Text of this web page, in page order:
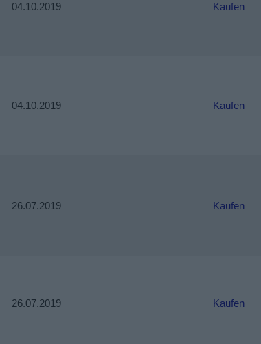
04.10.2019 Kaufen
04.10.2019 Kaufen
26.07.2019 Kaufen
26.07.2019 Kaufen